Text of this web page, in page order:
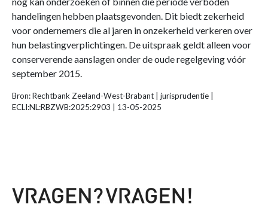
handelingen hebben plaatsgevonden. Dit biedt zekerheid
voor ondernemers die al jaren in onzekerheid verkeren over
hun belastingverplichtingen. De uitspraak geldt alleen voor
conserverende aanslagen onder de oude regelgeving vóór
september 2015.
Bron: Rechtbank Zeeland-West-Brabant | jurisprudentie |
ECLI:NL:RBZWB:2025:2903 | 13-05-2025